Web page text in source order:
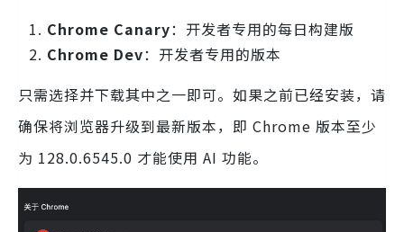
Chrome Canary：开发者专用的每日构建版
Chrome Dev：开发者专用的版本
只需选择并下载其中之一即可。如果之前已经安装，请
确保将浏览器升级到最新版本，即 Chrome 版本至少
为 128.0.6545.0 才能使用 AI 功能。